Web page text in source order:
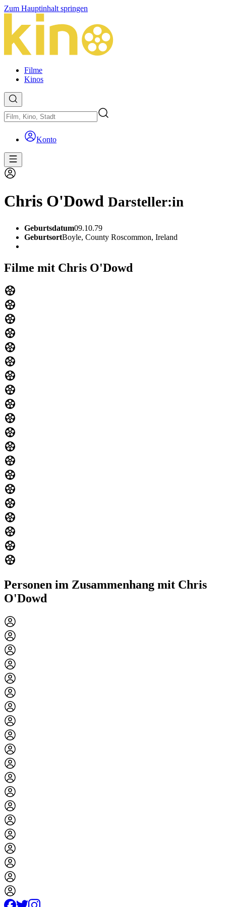
Zum Hauptinhalt springen
Filme
Kinos
Konto
Chris O'Dowd Darsteller:in
Geburtsdatum09.10.79
GeburtsortBoyle, County Roscommon, Ireland
Filme mit Chris O'Dowd
Personen im Zusammenhang mit Chris
O'Dowd